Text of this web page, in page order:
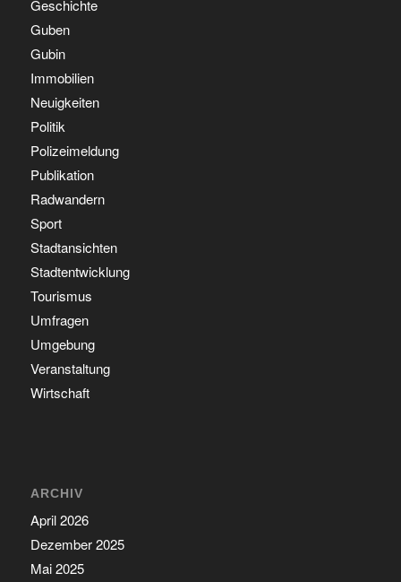
Geschichte
Guben
Gubin
Immobilien
Neuigkeiten
Politik
Polizeimeldung
Publikation
Radwandern
Sport
Stadtansichten
Stadtentwicklung
Tourismus
Umfragen
Umgebung
Veranstaltung
Wirtschaft
ARCHIV
April 2026
Dezember 2025
Mai 2025